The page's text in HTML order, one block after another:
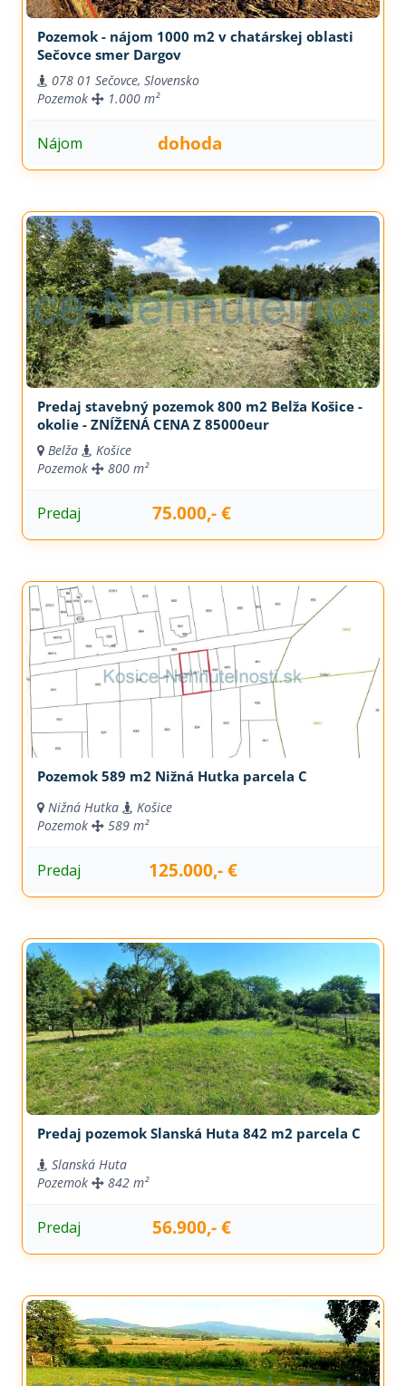
Pozemok - nájom 1000 m2 v chatárskej oblasti
Sečovce smer Dargov
078 01 Sečovce, Slovensko
Pozemok
1.000 m²
Nájom dohoda
Predaj stavebný pozemok 800 m2 Belža Košice -
okolie - ZNÍŽENÁ CENA Z 85000eur
Belža
Košice
Pozemok
800 m²
Predaj 75.000,- €
Pozemok 589 m2 Nižná Hutka parcela C
Nižná Hutka
Košice
Pozemok
589 m²
Predaj 125.000,- €
Predaj pozemok Slanská Huta 842 m2 parcela C
Slanská Huta
Pozemok
842 m²
Predaj 56.900,- €